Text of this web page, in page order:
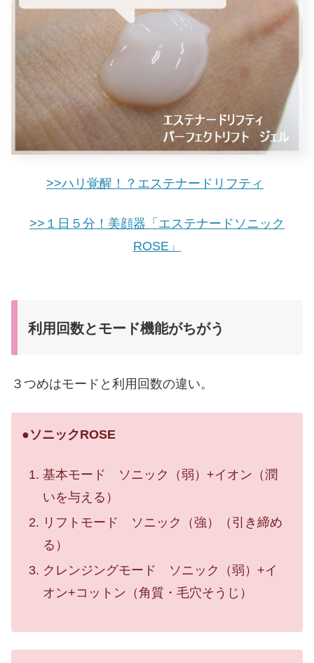
>>ハリ覚醒！？エステナードリフティ
>>１日５分！美顔器「エステナードソニック
ROSE」
利用回数とモード機能がちがう
３つめはモードと利用回数の違い。
●ソニックROSE
基本モード ソニック（弱）+イオン（潤
いを与える）
リフトモード ソニック（強）（引き締め
る）
クレンジングモード ソニック（弱）+イ
オン+コットン（角質・毛穴そうじ）